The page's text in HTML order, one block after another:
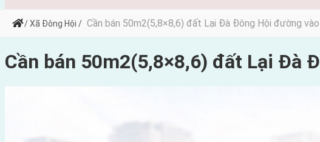
/ Xã Đông Hội / Cần bán 50m2(5,8×8,6) đất Lại Đà Đông Hội đường
Cần bán 50m2(5,8×8,6) đất Lại Đà